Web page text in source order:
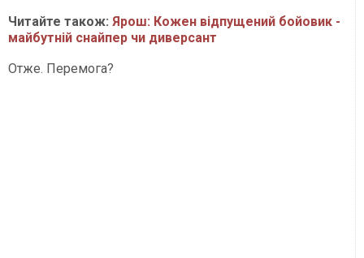
Читайте також: Ярош: Кожен відпущений бойовик -
майбутній снайпер чи диверсант
Отже. Перемога?